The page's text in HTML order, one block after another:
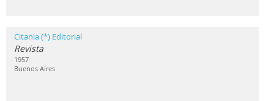
Citania (*) Editorial
Revista
1957
Buenos Aires